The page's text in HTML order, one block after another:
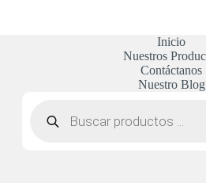
Inicio
Nuestros
Contáctanos
Nuestro Blog
productos